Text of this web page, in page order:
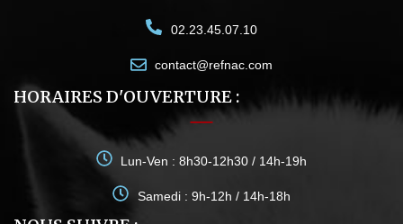
02.23.45.07.10
contact@refnac.com
HORAIRES D'OUVERTURE :
Lun-Ven : 8h30-12h30 / 14h-19h
Samedi : 9h-12h / 14h-18h